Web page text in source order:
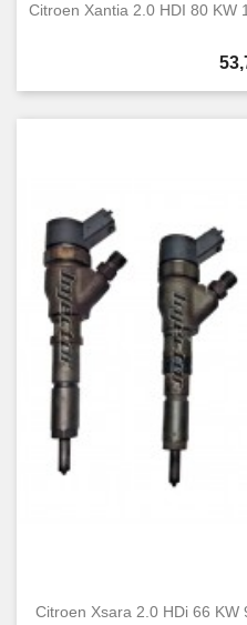
Citroen Xantia 2.0 HDI 80 KW
Citroen Xsara 2.0 HDi 66 KW